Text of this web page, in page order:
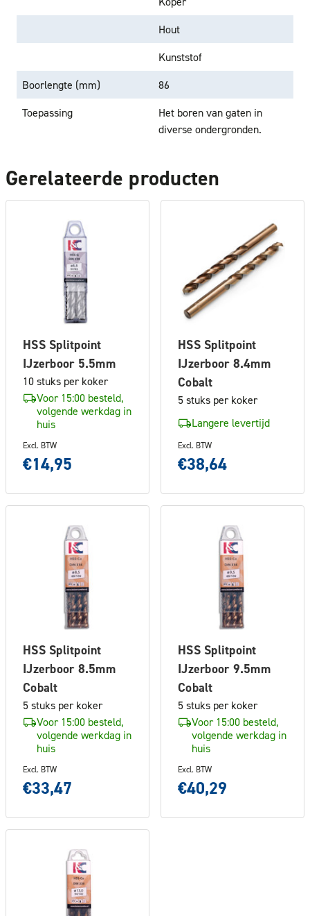
Hout
Kunststof
Boorlengte (mm)
86
Toepassing
Het boren van gaten in
diverse ondergronden.
Gerelateerde producten
HSS Splitpoint
IJzerboor 5.5mm
10 stuks per koker
Voor 15:00 besteld,
volgende werkdag in
huis
Excl. BTW
€14,95
HSS Splitpoint
IJzerboor 8.4mm
Cobalt
5 stuks per koker
Langere levertijd
Excl. BTW
€38,64
HSS Splitpoint
IJzerboor 8.5mm
Cobalt
5 stuks per koker
Voor 15:00 besteld,
volgende werkdag in
huis
Excl. BTW
€33,47
HSS Splitpoint
IJzerboor 9.5mm
Cobalt
5 stuks per koker
Voor 15:00 besteld,
volgende werkdag in
huis
Excl. BTW
€40,29